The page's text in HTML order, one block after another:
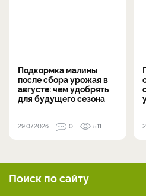
Подкормка малины
после сбора урожая в
августе: чем удобрять
для будущего сезона
29.07.2026 0 511
Поиск по сайту